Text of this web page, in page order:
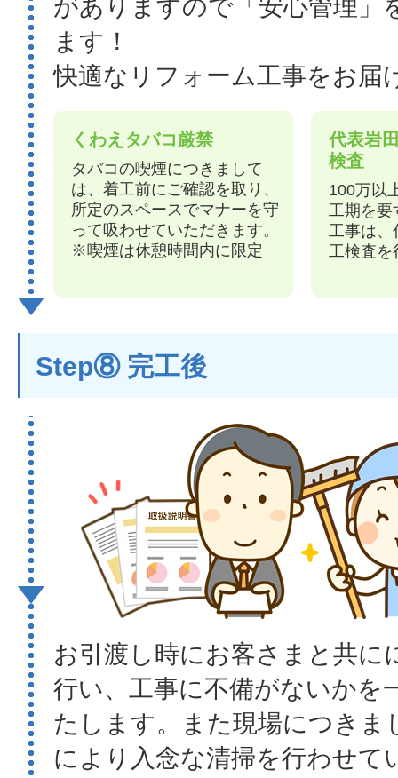
がありますので「安心管理」
ます！
快適なリフォーム工事をお届
くわえタバコ厳禁
タバコの喫煙につきまして
は、着工前にご確認を取り、
所定のスペースでマナーを守
って吸わせていただきます。
※喫煙は休憩時間内に限定
代表岩
検査
100万以
工期を要
工事は、
工検査を
Step⑧ 完工後
お引渡し時にお客さまと共に
行い、工事に不備がないかを
たします。また現場につきま
により入念な清掃を行わせて